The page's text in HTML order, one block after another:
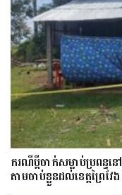
ករណីប្ដីចាក់សម្លាប់ប្រពន្ធ
តាមចាប់ខ្លួនដល់ខេត្តព្រៃវែង